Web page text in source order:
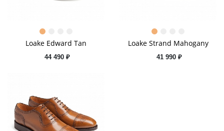
Loake Edward Tan
44 490 ₽
Loake Strand Mahogany
41 990 ₽